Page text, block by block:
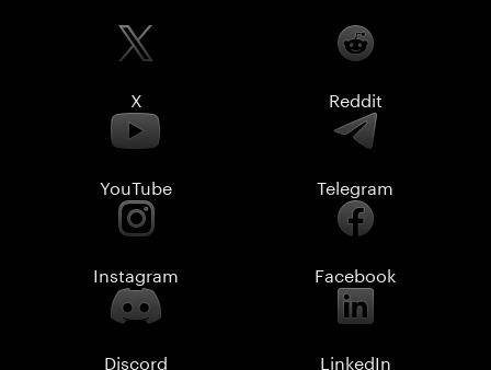
X Reddit
YouTube Telegram
Instagram Facebook
Discord LinkedIn